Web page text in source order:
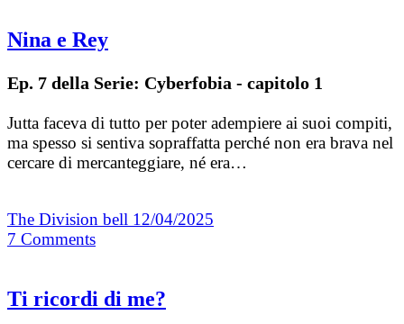
Nina e Rey
Ep. 7 della Serie: Cyberfobia - capitolo 1
Jutta faceva di tutto per poter adempiere ai suoi compiti,
ma spesso si sentiva sopraffatta perché non era brava nel
cercare di mercanteggiare, né era…
The Division bell 12/04/2025
7 Comments
Ti ricordi di me?